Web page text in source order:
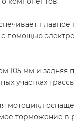
помощью
105 мм и
участках
мотоцикл
торможение в